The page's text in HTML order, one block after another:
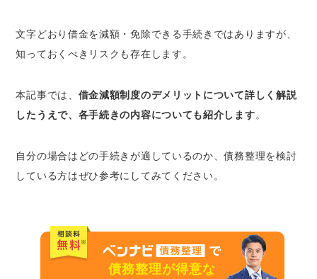
自己破産で借金を減額する6つのデメリット
過払い金返還請求で借金を減額する2つのデ
借金減額制度を利用することをおすすめする
人
自力で完済したほうがよい人
問
1.借金減額制度を利用したことは周囲にバレ
文字どおり借金を減額・免除できる手続きではありますが、
知っておくべきリスクも存在します 。
本記事では、 借金減額制度のデメリットについて詳しく解説
したうえで、各手続きの内容についても紹介します。
自分の場合はどの手続きが適しているのか、債務整理を検討
している方はぜひ参考にしてみてください。
債務整理が得意な